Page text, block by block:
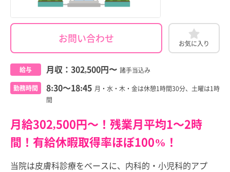
お問い合わせ お気に入り
給与 月収： 302,500円〜 諸手当込み
勤務時間 8:30～18:45 月・水・木・金は休憩1時間30分、土曜は1時
間
月給302,500円～！残業月平均1～2時
間！有給休暇取得率ほぼ100%！
当院は皮膚科診療をベースに、内科的・小児科的アプ